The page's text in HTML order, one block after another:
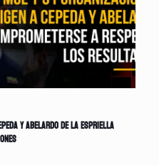
y Abelardo de la Espriella